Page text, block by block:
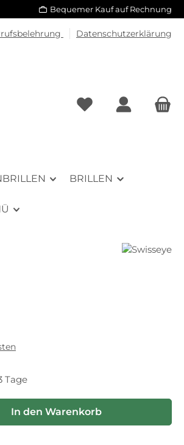
Bequemer Kauf auf Rechnung
Datenschutzerklärung
BRILLEN
Tage
Wert ein oder benutze die
In den Warenkorb